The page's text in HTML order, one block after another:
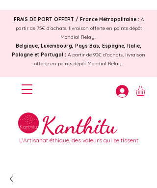
Kanthitu
L'Artisanat éthique, des valeurs qui se tissent
FRAIS DE PORT OFFERT / France Métropolitaine : A
partir de 75€ d'achats, livraison offerte en points dépôt
Mondial Relay.
Belgique, Luxembourg, Pays Bas, Espagne, Italie,
Pologne et Portugal : A partir de 90€ d'achats, livraison
offerte en points dépôt Mondial Relay.